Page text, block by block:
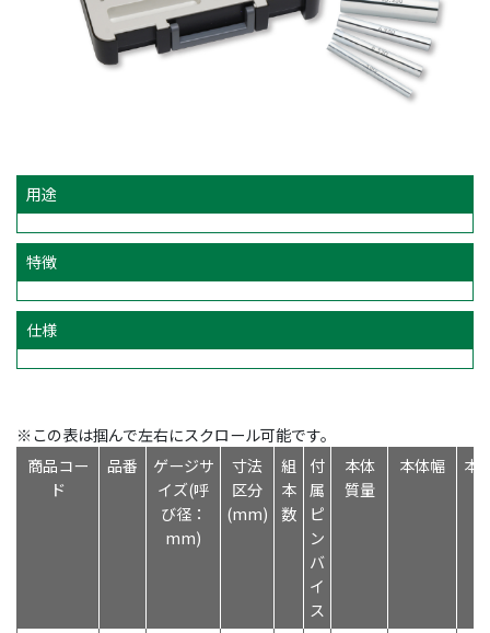
用途
特徴
仕様
※この表は掴んで左右にスクロール可能です。
商品コー
ド
品番
ゲージサ
イズ(呼
び径：
mm)
寸法
区分
(mm)
組
本
数
付
属
ピ
ン
バ
イ
ス
本体
質量
本体幅
本